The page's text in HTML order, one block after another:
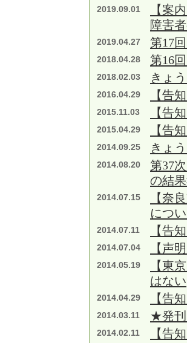
2019.09.01
【案
障害
2019.04.27 第17
2018.04.28 第16
2018.02.03 きょ
2016.04.29 【告
2015.11.03 【告
2015.04.29 【告
2014.09.25 きょ
2014.08.20
第37
の結
2014.07.15
【奈
につ
2014.07.11 【告
2014.07.04 【声
2014.05.19
【東
はない
2014.04.29 【告
2014.03.11 ★発
2014.02.11 【告